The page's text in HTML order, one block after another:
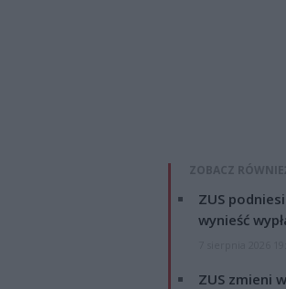
ZOBACZ
ZUS
wynieść
ZUS zmieni